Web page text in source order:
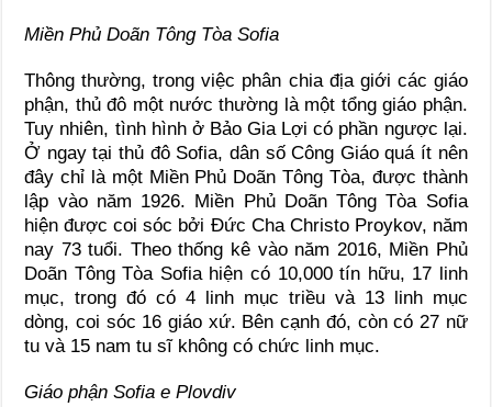
Miền Phủ Doãn Tông Tòa Sofia
Thông thường, trong việc phân chia địa giới các giáo
phận, thủ đô một nước thường là một tổng giáo phận.
Tuy nhiên, tình hình ở Bảo Gia Lợi có phần ngược lại.
Ở ngay tại thủ đô Sofia, dân số Công Giáo quá ít nên
đây chỉ là một Miền Phủ Doãn Tông Tòa, được thành
lập vào năm 1926. Miền Phủ Doãn Tông Tòa Sofia
hiện được coi sóc bởi Đức Cha Christo Proykov, năm
nay 73 tuổi. Theo thống kê vào năm 2016, Miền Phủ
Doãn Tông Tòa Sofia hiện có 10,000 tín hữu, 17 linh
mục, trong đó có 4 linh mục triều và 13 linh mục
dòng, coi sóc 16 giáo xứ. Bên cạnh đó, còn có 27 nữ
tu và 15 nam tu sĩ không có chức linh mục.
Giáo phận Sofia e Plovdiv